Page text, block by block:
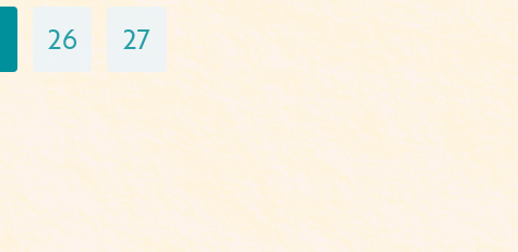
26 27